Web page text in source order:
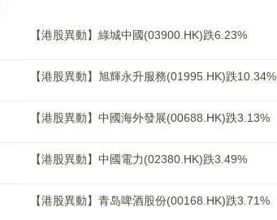
【港股異動】綠城中國(03900.HK)跌6.23%
【港股異動】旭輝永升服務(01995.HK)跌10.34%
【港股異動】中國海外發展(00688.HK)跌3.13%
【港股異動】中國電力(02380.HK)跌3.49%
【港股異動】青岛啤酒股份(00168.HK)跌3.71%